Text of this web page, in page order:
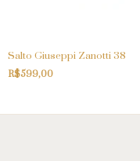
Salto Giuseppi Zanotti 38
R$599,00